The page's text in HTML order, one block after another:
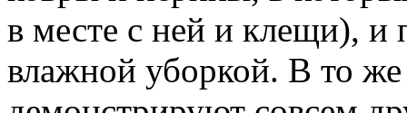
в месте с ней и клещи), и
влажной уборкой. В то